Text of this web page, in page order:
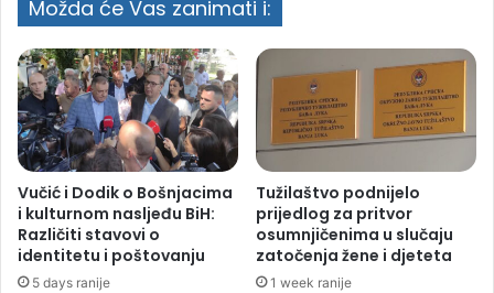
Možda će Vas zanimati i:
Vučić i Dodik o Bošnjacima
i kulturnom nasljeđu BiH:
Različiti stavovi o
identitetu i poštovanju
5 days ranije
Tužilaštvo podnijelo
prijedlog za pritvor
osumnjičenima u slučaju
zatočenja žene i djeteta
1 week ranije